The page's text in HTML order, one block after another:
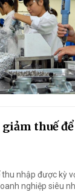
thuế
nhập được kỳ
nghiệp siêu